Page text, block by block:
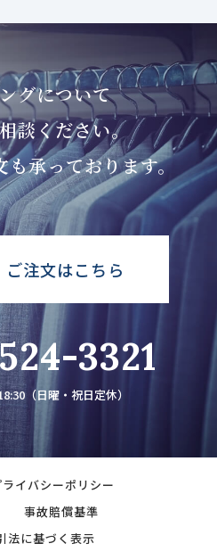
グについて
談ください。
も承っております。
ご注文はこちら
3321
（日曜・祝日定休）
ライバシーポリシー
事故賠償基準
法に基づく表示